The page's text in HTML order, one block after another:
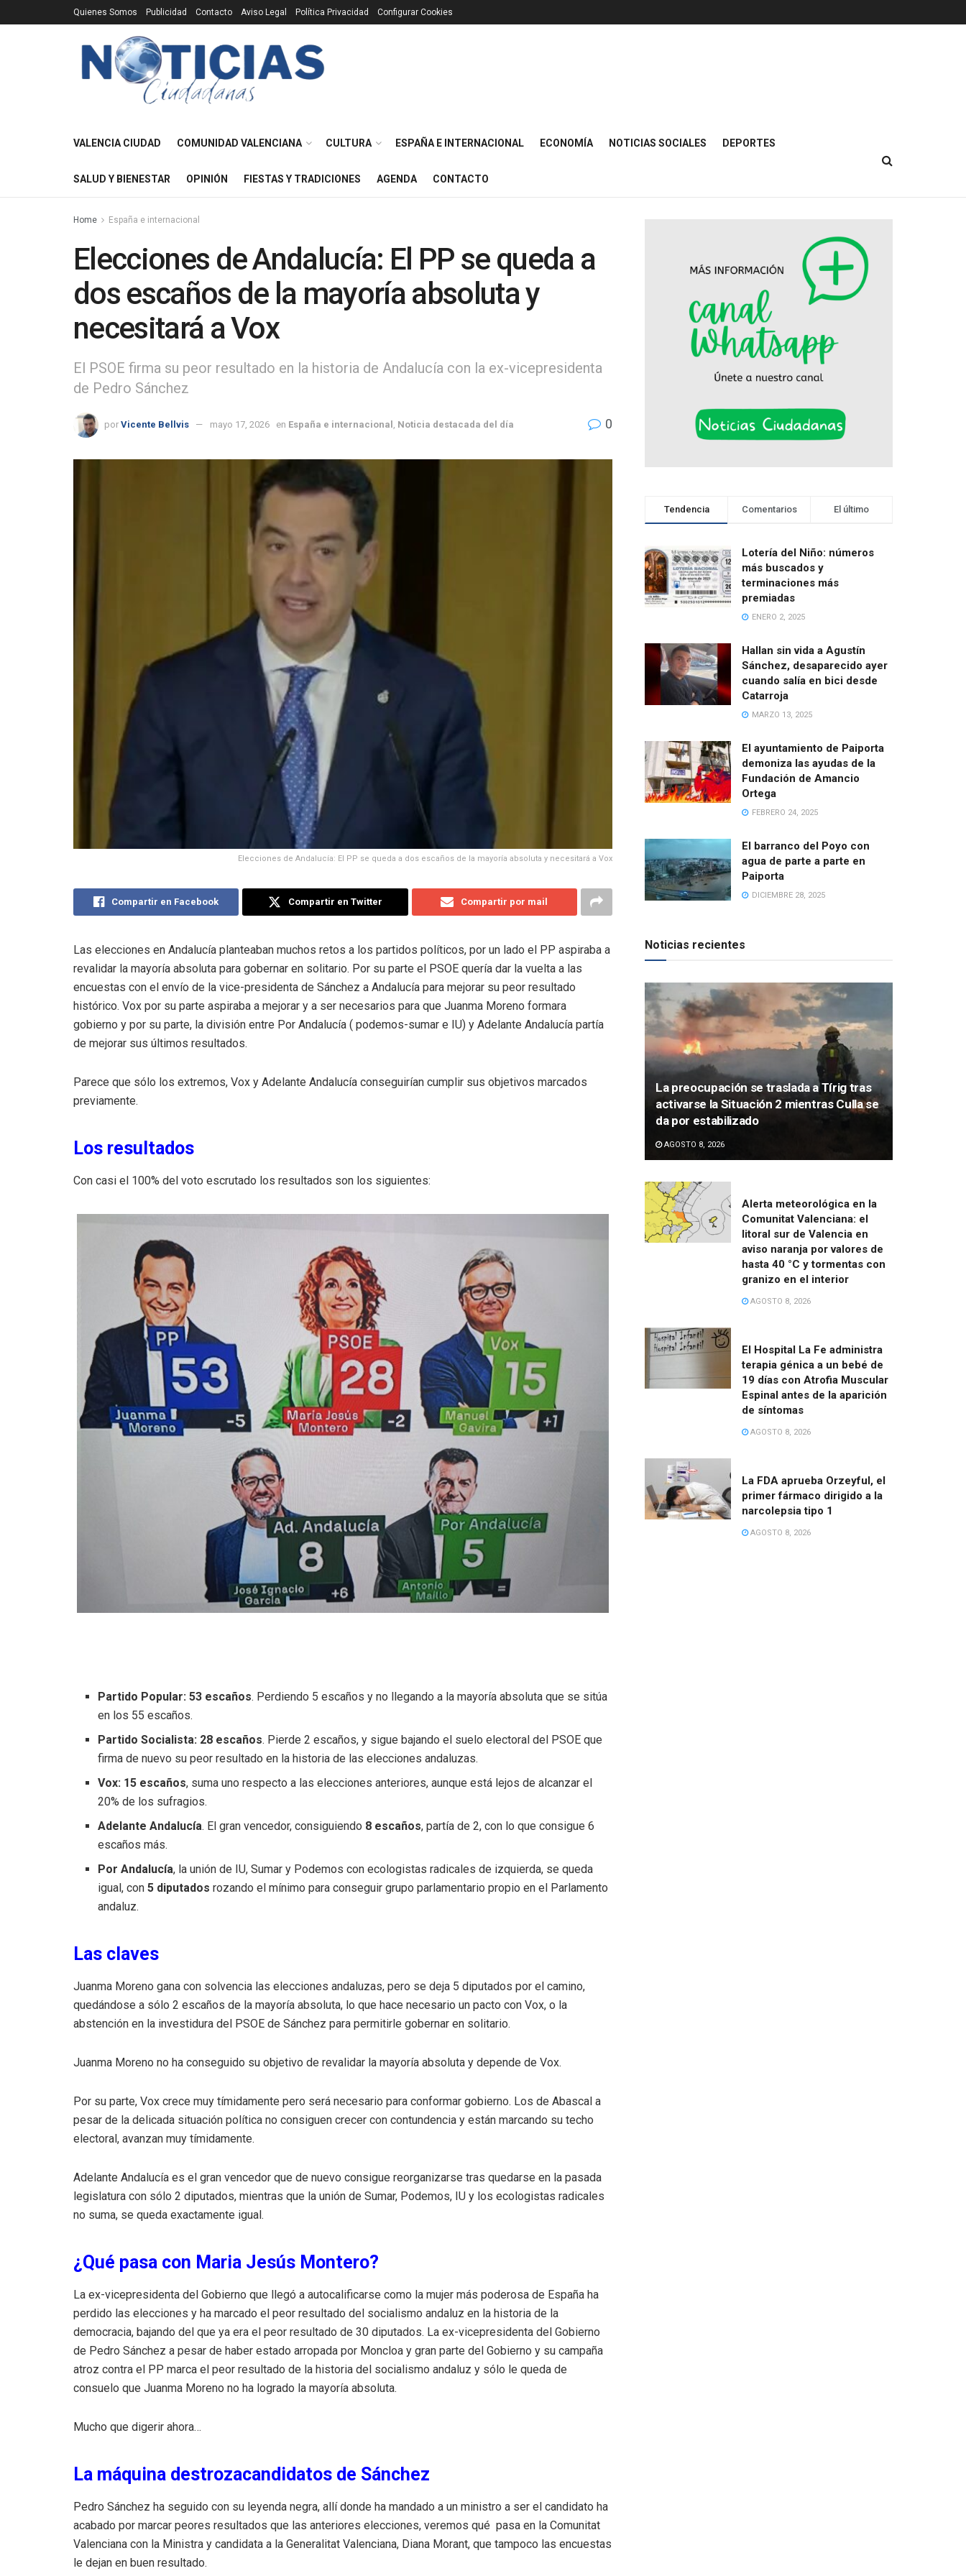
Quienes Somos Publicidad Contacto Aviso Legal Política Privacidad Configurar Cookies
VALENCIA CIUDAD COMUNIDAD VALENCIANA CULTURA ESPAÑA E INTERNACIONAL ECONOMÍA NOTICIAS SOCIALES DEPORTES
SALUD Y BIENESTAR OPINIÓN FIESTAS Y TRADICIONES AGENDA CONTACTO
Home España e internacional
Elecciones de Andalucía: El PP se queda a
dos escaños de la mayoría absoluta y
necesitará a Vox
El PSOE firma su peor resultado en la historia de Andalucía con la ex-vicepresidenta
de Pedro Sánchez
por Vicente Bellvis mayo 17, 2026 en España e internacional Noticia destacada del día 0
Elecciones de Andalucía: El PP se queda a dos escaños de la mayoría absoluta y necesitará a Vox
Compartir en Facebook Compartir en Twitter Compartir por mail
Las elecciones en Andalucía planteaban muchos retos a los partidos políticos, por un lado el PP aspiraba a
revalidar la mayoría absoluta para gobernar en solitario. Por su parte el PSOE quería dar la vuelta a las
encuestas con el envío de la vice-presidenta de Sánchez a Andalucía para mejorar su peor resultado
histórico. Vox por su parte aspiraba a mejorar y a ser necesarios para que Juanma Moreno formara
gobierno y por su parte, la división entre Por Andalucía ( podemos-sumar e IU) y Adelante Andalucía partía
de mejorar sus últimos resultados.
Parece que sólo los extremos, Vox y Adelante Andalucía conseguirían cumplir sus objetivos marcados
previamente.
Los resultados
Con casi el 100% del voto escrutado los resultados son los siguientes:
Partido Popular: 53 escaños. Perdiendo 5 escaños y no llegando a la mayoría absoluta que se sitúa
en los 55 escaños.
Partido Socialista: 28 escaños. Pierde 2 escaños, y sigue bajando el suelo electoral del PSOE que
firma de nuevo su peor resultado en la historia de las elecciones andaluzas.
Vox: 15 escaños, suma uno respecto a las elecciones anteriores, aunque está lejos de alcanzar el
20% de los sufragios.
Adelante Andalucía. El gran vencedor, consiguiendo 8 escaños, partía de 2, con lo que consigue 6
escaños más.
Por Andalucía, la unión de IU, Sumar y Podemos con ecologistas radicales de izquierda, se queda
igual, con5 diputados rozando el mínimo para conseguir grupo parlamentario propio en el Parlamento
andaluz.
Las claves
Juanma Moreno gana con solvencia las elecciones andaluzas, pero se deja 5 diputados por el camino,
quedándose a sólo 2 escaños de la mayoría absoluta, lo que hace necesario un pacto con Vox, o la
abstención en la investidura del PSOE de Sánchez para permitirle gobernar en solitario.
Juanma Moreno no ha conseguido su objetivo de revalidar la mayoría absoluta y depende de Vox.
Por su parte, Vox crece muy tímidamente pero será necesario para conformar gobierno. Los de Abascal a
pesar de la delicada situación política no consiguen crecer con contundencia y están marcando su techo
electoral, avanzan muy tímidamente.
Adelante Andalucía es el gran vencedor que de nuevo consigue reorganizarse tras quedarse en la pasada
legislatura con sólo 2 diputados, mientras que la unión de Sumar, Podemos, IU y los ecologistas radicales
no suma, se queda exactamente igual.
¿Qué pasa con Maria Jesús Montero?
La ex-vicepresidenta del Gobierno que llegó a autocalificarse como la mujer más poderosa de España ha
perdido las elecciones y ha marcado el peor resultado del socialismo andaluz en la historia de la
democracia, bajando del que ya era el peor resultado de 30 diputados. La ex-vicepresidenta del Gobierno
de Pedro Sánchez a pesar de haber estado arropada por Moncloa y gran parte del Gobierno y su campaña
atroz contra el PP marca el peor resultado de la historia del socialismo andaluz y sólo le queda de
consuelo que Juanma Moreno no ha logrado la mayoría absoluta.
Mucho que digerir ahora…
La máquina destrozacandidatos de Sánchez
Pedro Sánchez ha seguido con su leyenda negra, allí donde ha mandado a un ministro a ser el candidato ha
acabado por marcar peores resultados que las anteriores elecciones, veremos qué pasa en la Comunitat
Valenciana con la Ministra y candidata a la Generalitat Valenciana, Diana Morant, que tampoco las encuestas
le dejan en buen resultado.
Tendencia Comentarios El último
Lotería del Niño: números
más buscados y
terminaciones más
premiadas
ENERO 2, 2025
Hallan sin vida a Agustín
Sánchez, desaparecido ayer
cuando salía en bici desde
Catarroja
MARZO 13, 2025
El ayuntamiento de Paiporta
demoniza las ayudas de la
Fundación de Amancio
Ortega
FEBRERO 24, 2025
El barranco del Poyo con
agua de parte a parte en
Paiporta
DICIEMBRE 28, 2025
Noticias recientes
La preocupación se traslada a Tírig tras
activarse la Situación 2 mientras Culla se
da por estabilizado
AGOSTO 8, 2026
Alerta meteorológica en la
Comunitat Valenciana: el
litoral sur de Valencia en
aviso naranja por valores de
hasta 40 °C y tormentas con
granizo en el interior
AGOSTO 8, 2026
El Hospital La Fe administra
terapia génica a un bebé de
19 días con Atrofia Muscular
Espinal antes de la aparición
de síntomas
AGOSTO 8, 2026
La FDA aprueba Orzeyful, el
primer fármaco dirigido a la
narcolepsia tipo 1
AGOSTO 8, 2026